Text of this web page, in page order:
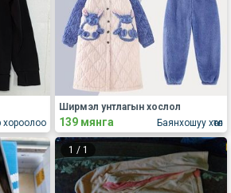
хороолоо Баянхошуу хөтөл
Ширмэл унтлагын хослол
139 мянга
1 / 1